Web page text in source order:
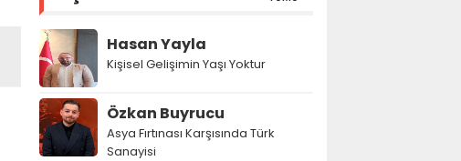
Hasan Yayla
Kişisel Gelişimin Yaşı Yoktur
Özkan Buyrucu
Asya Fırtınası Karşısında Türk
Sanayisi